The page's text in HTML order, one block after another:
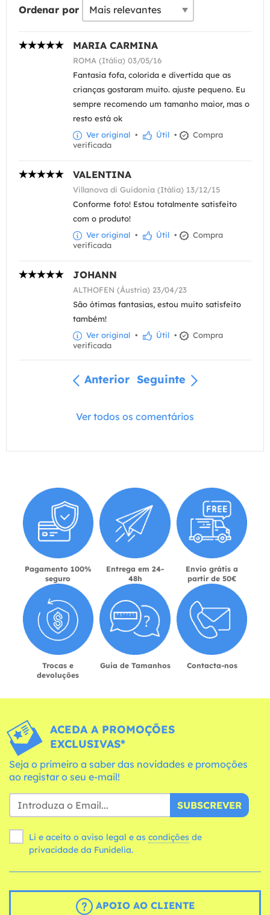
Ordenar por
MARIA CARMINA
ROMA (Itália) 03/05/16
Fantasia fofa, colorida e divertida que as
crianças gostaram muito. ajuste pequeno. Eu
sempre recomendo um tamanho maior, mas o
resto está ok
Ver original • Útil •
Compra
verificada
VALENTINA
Villanova di Guidonia (Itália) 13/12/15
Conforme foto! Estou totalmente satisfeito
com o produto!
Ver original • Útil •
Compra
verificada
JOHANN
ALTHOFEN (Áustria) 23/04/23
São ótimas fantasias, estou muito satisfeito
também!
Ver original • Útil •
Compra
verificada
Anterior Seguinte
Ver todos os comentários
Pagamento 100%
seguro
Entrega em 24-
48h
Envio grátis a
partir de 50€
Trocas e
devoluções
Guia de Tamanhos Contacta-nos
ACEDA A PROMOÇÕES
EXCLUSIVAS*
Seja o primeiro a saber das novidades e promoções
ao registar o seu e-mail!
SUBSCREVER
Li e aceito o aviso legal e as condições
privacidade da Funidelia.
APOIO AO CLIENTE